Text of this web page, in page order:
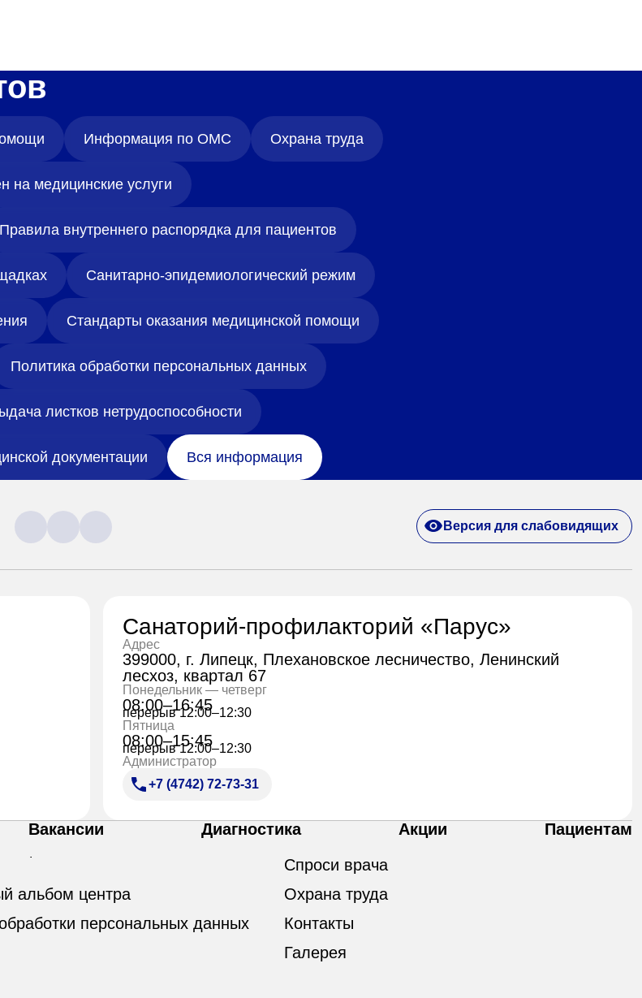
Информация по ОМС Охрана труда
на медицинские услуги
Правила внутреннего распорядка для пациентов
Санитарно-эпидемиологический режим
Стандарты оказания медицинской помощи
Политика обработки персональных данных
листков нетрудоспособности
документации Вся информация
Версия для слабовидящих
Санаторий-профилакторий «Парус»
Адрес
399000, г. Липецк, Плехановское лесничество, Ленинский
лесхоз, квартал 67
Понедельник — четверг
08:00–16:45
перерыв 12:00–12:30
Пятница
08:00–15:45
перерыв 12:00–12:30
Администратор
+7 (4742) 72-73-31
Вакансии Диагностика Акции
Пациентам
альбом центра
персональных данных
Спроси врача
Охрана труда
Контакты
Галерея